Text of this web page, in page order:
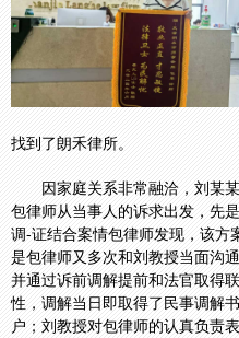
找到了朗禾律所。
因家庭关系非常融洽，刘某
包律师从当事人的诉求出发，先
调-证结合案情包律师发现，该方
是包律师又多次和刘教授当面沟
并通过诉前调解提前和法官取得
性，调解当日即取得了民事调解
户；刘教授对包律师的认真负责